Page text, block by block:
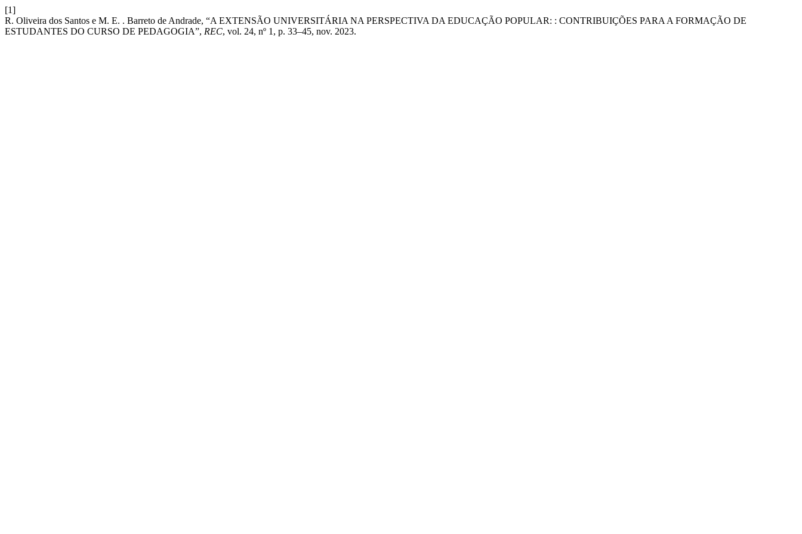
[1]
R. Oliveira dos Santos e M. E. . Barreto de Andrade, “A EXTENSÃO UNIVERSITÁRIA NA PERSPECTIVA DA EDUCAÇÃO POPULAR: : CONTRIBUIÇÕES PARA A FORMAÇÃO DE
ESTUDANTES DO CURSO DE PEDAGOGIA”, REC, vol. 24, nº 1, p. 33–45, nov. 2023.